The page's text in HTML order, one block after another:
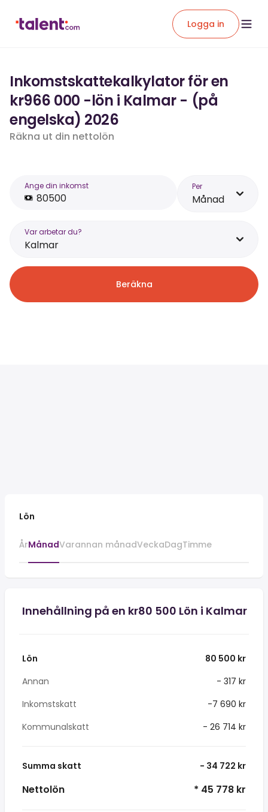
Logga in
Inkomstskattekalkylator för en
kr966 000 -lön i Kalmar - (på
engelska) 2026
Räkna ut din nettolön
Ange din inkomst Per
Månad
Var arbetar du?
Kalmar
Beräkna
Lön
ÅrMånadVarannan månadVeckaDagTimme
Innehållning på en kr80 500 Lön i Kalmar
Lön
80 500 kr
Annan
- 317 kr
Inkomstskatt
-7 690 kr
Kommunalskatt
- 26 714 kr
Summa skatt - 34 722 kr
Nettolön * 45 778 kr